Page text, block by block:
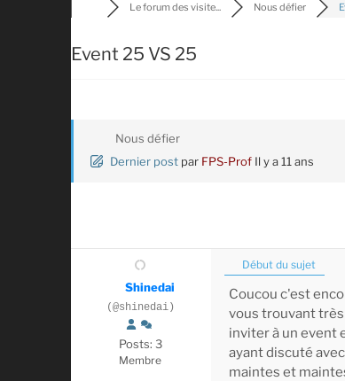
Le forum des visite... Nous défier
Event 25 VS 25
Nous défier
Dernier post par FPS-Prof Il y a 11 ans
Shinedai
(@shinedai)
Posts: 3
Membre
Début du sujet
Coucou c'est
vous trouvant très
inviter à un event
ayant discuté
maintes et